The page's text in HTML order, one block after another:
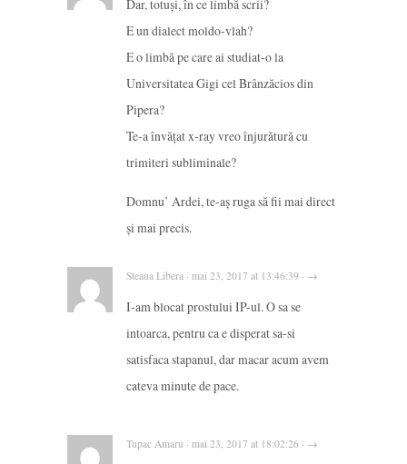
Dar, totuși, în ce limbă scrii?
E un dialect moldo-vlah?
E o limbă pe care ai studiat-o la
Universitatea Gigi cel Brânzăcios din
Pipera?
Te-a învățat x-ray vreo înjurătură cu
trimiteri subliminale?
Domnu’ Ardei, te-aș ruga să fii mai direct
și mai precis.
Steaua Libera · mai 23, 2017 at 13:46:39 · →
I-am blocat prostului IP-ul. O sa se
intoarca, pentru ca e disperat sa-si
satisfaca stapanul, dar macar acum avem
cateva minute de pace.
Tupac Amaru · mai 23, 2017 at 18:02:26 · →